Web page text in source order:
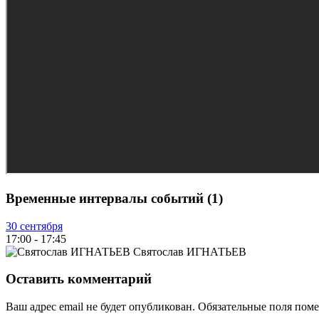
Временные интервалы событий (1)
30 сентября
17:00 - 17:45
Святослав ИГНАТЬЕВ
Оставить комментарий
Ваш адрес email не будет опубликован. Обязательные поля